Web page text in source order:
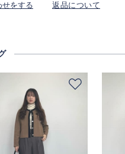
をする 返品について